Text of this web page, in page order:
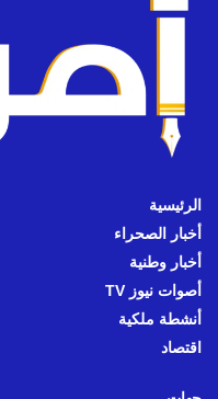
الرئيسية
أخبار الصحراء
أخبار وطنية
أصوات نيوز TV
أنشطة ملكية
اقتصاد